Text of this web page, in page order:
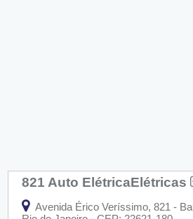
821 Auto ElétricaElétricas
Avenida Érico Veríssimo, 821 -